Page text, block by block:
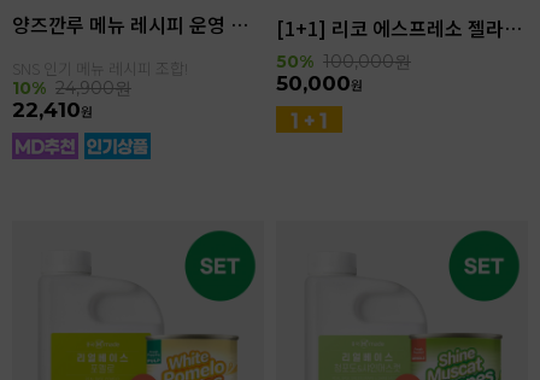
양즈깐루 메뉴 레시피 운영 세트
SNS 인기 메뉴 레시피 조합!
10% 24,900원
22,410원
[1+1] 리코 에스프레소 젤라또 4kg(4.6L)
50% 100,000원
50,000원